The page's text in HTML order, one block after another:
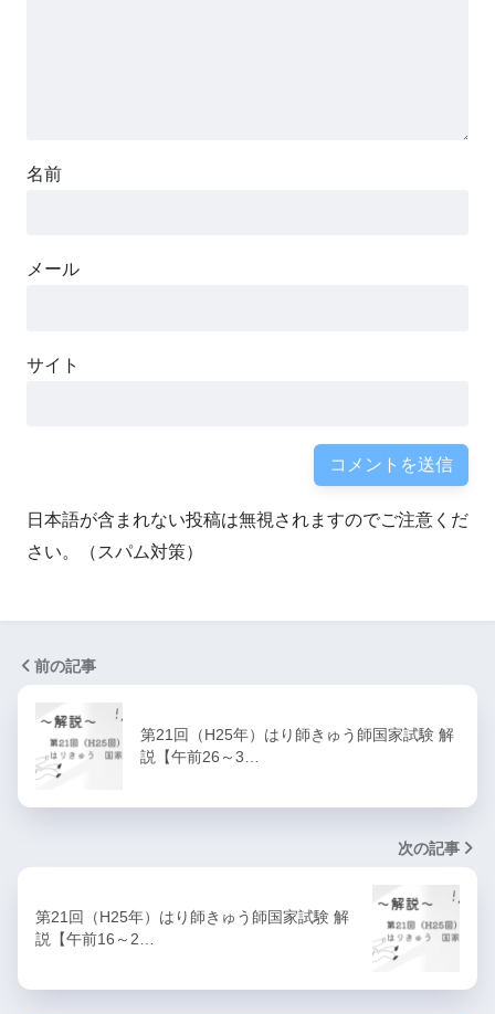
名前
メール
サイト
日本語が含まれない投稿は無視されますのでご注意くだ
さい。（スパム対策）
前の記事
第21回（H25年）はり師きゅう師国家試験 解
説【午前26～3…
次の記事
第21回（H25年）はり師きゅう師国家試験 解
説【午前16～2…